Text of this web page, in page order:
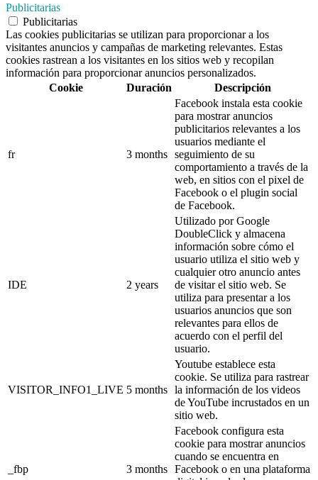
Publicitarias
Publicitarias
Las cookies publicitarias se utilizan para proporcionar a los
visitantes anuncios y campañas de marketing relevantes. Estas
cookies rastrean a los visitantes en los sitios web y recopilan
información para proporcionar anuncios personalizados.
Cookie
Duración Descripción
fr 3 months
Facebook instala esta cookie
para mostrar anuncios
publicitarios relevantes a los
usuarios mediante el
seguimiento de su
comportamiento a través de la
web, en sitios con el pixel de
Facebook o el plugin social
de Facebook.
IDE 2 years
Utilizado por Google
DoubleClick y almacena
información sobre cómo el
usuario utiliza el sitio web y
cualquier otro anuncio antes
de visitar el sitio web. Se
utiliza para presentar a los
usuarios anuncios que son
relevantes para ellos de
acuerdo con el perfil del
usuario.
VISITOR_INFO1_LIVE 5 months
Youtube establece esta
cookie. Se utiliza para rastrear
la información de los videos
de YouTube incrustados en un
sitio web.
_fbp 3 months
Facebook configura esta
cookie para mostrar anuncios
cuando se encuentra en
Facebook o en una plataforma